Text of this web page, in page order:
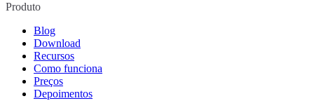
Produto
Blog
Download
Recursos
Como funciona
Preços
Depoimentos